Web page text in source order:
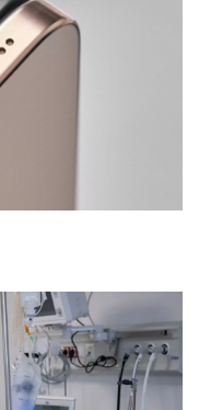
10.000 dinara -
telo može da izdrži?